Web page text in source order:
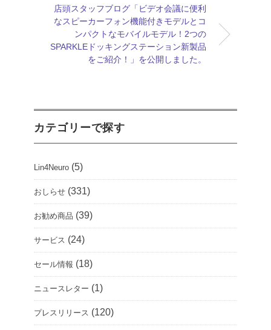
店頭スタッフブログ「ビデオ会議に便利
なスピーカーフォン機能付きモデルとコ
ンパクトなモバイルモデル！2つの
SPARKLEドッキングステーション新製品
をご紹介！」を公開しました。
カテゴリーで探す
Lin4Neuro (5)
おしらせ (331)
お勧め商品 (39)
サービス (24)
セール情報 (18)
ニュースレター (1)
プレスリリース (120)